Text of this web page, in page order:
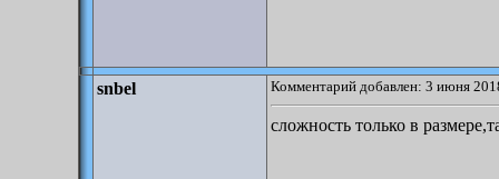
snbel Комментарий добавлен: 3 июня
сложность только в